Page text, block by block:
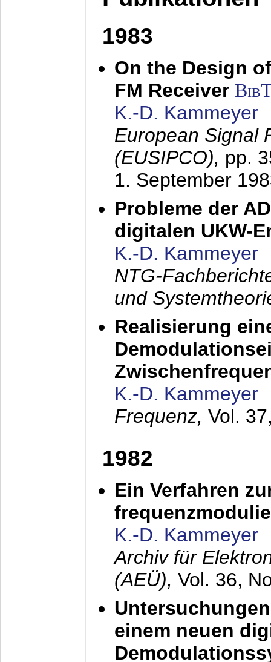
1983
On the Design
FM Receiver
K.-D. Kammeyer
European Signal
(EUSIPCO), pp.
1. September
Probleme der
digitalen UKW-
K.-D. Kammeyer
NTG-
und
Realisierung
K.-D. Kammeyer
Frequenz, Vol.
1982
Ein Verfahren
K.-D. Kammeyer
Archiv für
(AEÜ), Vol. 36,
einem neuen